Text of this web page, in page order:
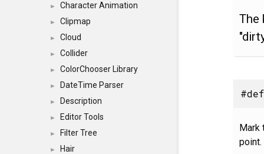
► Character Animation
► Clipmap
► Cloud
► Collider
► ColorChooser Library
► DateTime Parser
► Description
► Editor Tools
► Filter Tree
► Hair
The
Mark
point.